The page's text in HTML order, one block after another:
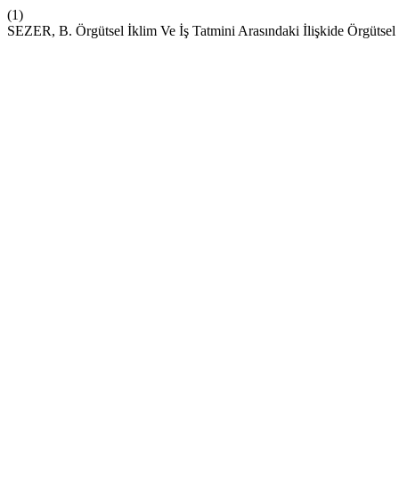
(1)
SEZER, B. Örgütsel İklim Ve İş Tatmini Arasındaki İlişkide Örgütsel